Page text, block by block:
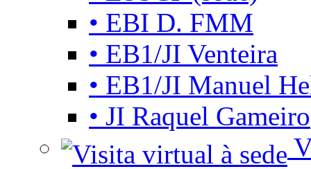
• EBI D. FMM
• EB1/JI Venteira
• EB1/JI Manuel
• JI Raquel Gameiro